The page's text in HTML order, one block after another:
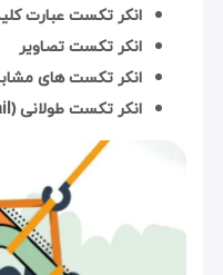
انکر تکست عبارت
انکر تکست تصاویر
انکر تکست های
انکر تکست طولانی (Longtail)